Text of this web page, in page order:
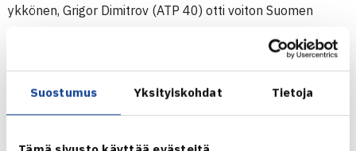
Suostumus Yksityiskohdat Tietoja
ykkönen, Grigor Dimitrov (ATP 40) otti voiton Suomen
Bulgarian kakkosena pelaa, kuten perjantaina Micke
Suomen kapteeni Kim Tiilikainen nimesi otteluun